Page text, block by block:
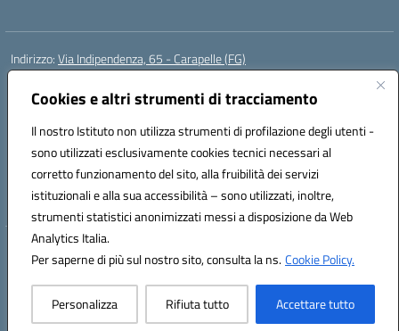
Cookies e altri strumenti di tracciamento
Il nostro Istituto non utilizza strumenti di profilazione degli utenti -
sono utilizzati esclusivamente cookies tecnici necessari al
corretto funzionamento del sito, alla fruibilità dei servizi
istituzionali e alla sua accessibilità – sono utilizzati, inoltre,
strumenti statistici anonimizzati messi a disposizione da Web
Analytics Italia.
Per saperne di più sul nostro sito, consulta la ns.Cookie Policy.
Personalizza Rifiuta tutto Accettare tutto
Indirizzo:Via Indipendenza, 65 - Carapelle (FG)
Centralino:
Posta elettronica certificata (PEC):fgic822001@pec.istruzione.it
Codice fiscale: 90015720718
Codice meccanografico:FGIC822001
Codice Indice delle Pubbliche Amministrazioni (IPA): istsc_fgic822001
Codice unico di fatturazione (CUF): UFSLF2
Hosting & Powered by 3D Solution S.r.l.
Concept & Design by Designers Italia